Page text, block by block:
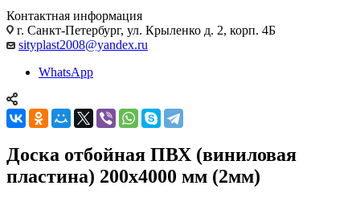
Контактная информация
г. Санкт-Петербург, ул. Крыленко д. 2, корп. 4Б
sityplast2008@yandex.ru
WhatsApp
Доска отбойная ПВХ (виниловая
пластина) 200х4000 мм (2мм)